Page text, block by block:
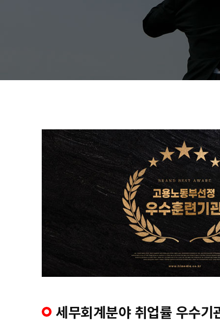
세무회계분야 취업률 우수기